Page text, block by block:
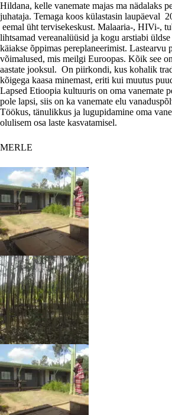
Hildana, kelle vanemate majas ma nädalaks
juhataja. Temaga koos külastasin laupäeval
eemal üht tervisekeskust. Malaaria-, HIVi-,
lihtsamad vereanalüüsid ja kogu arstiabi
käiakse õppimas pereplaneerimist. Lastearvu
võimalused, mis meilgi Euroopas. Kõik see
aastate jooksul. On piirkondi, kus kohalik
kõigega kaasa minemast, eriti kui muutus
Lapsed Etioopia kultuuris on oma vanemate
pole lapsi, siis on ka vanemate elu
Töökus, tänulikkus ja lugupidamine oma
olulisem osa laste kasvatamisel.
MERLE